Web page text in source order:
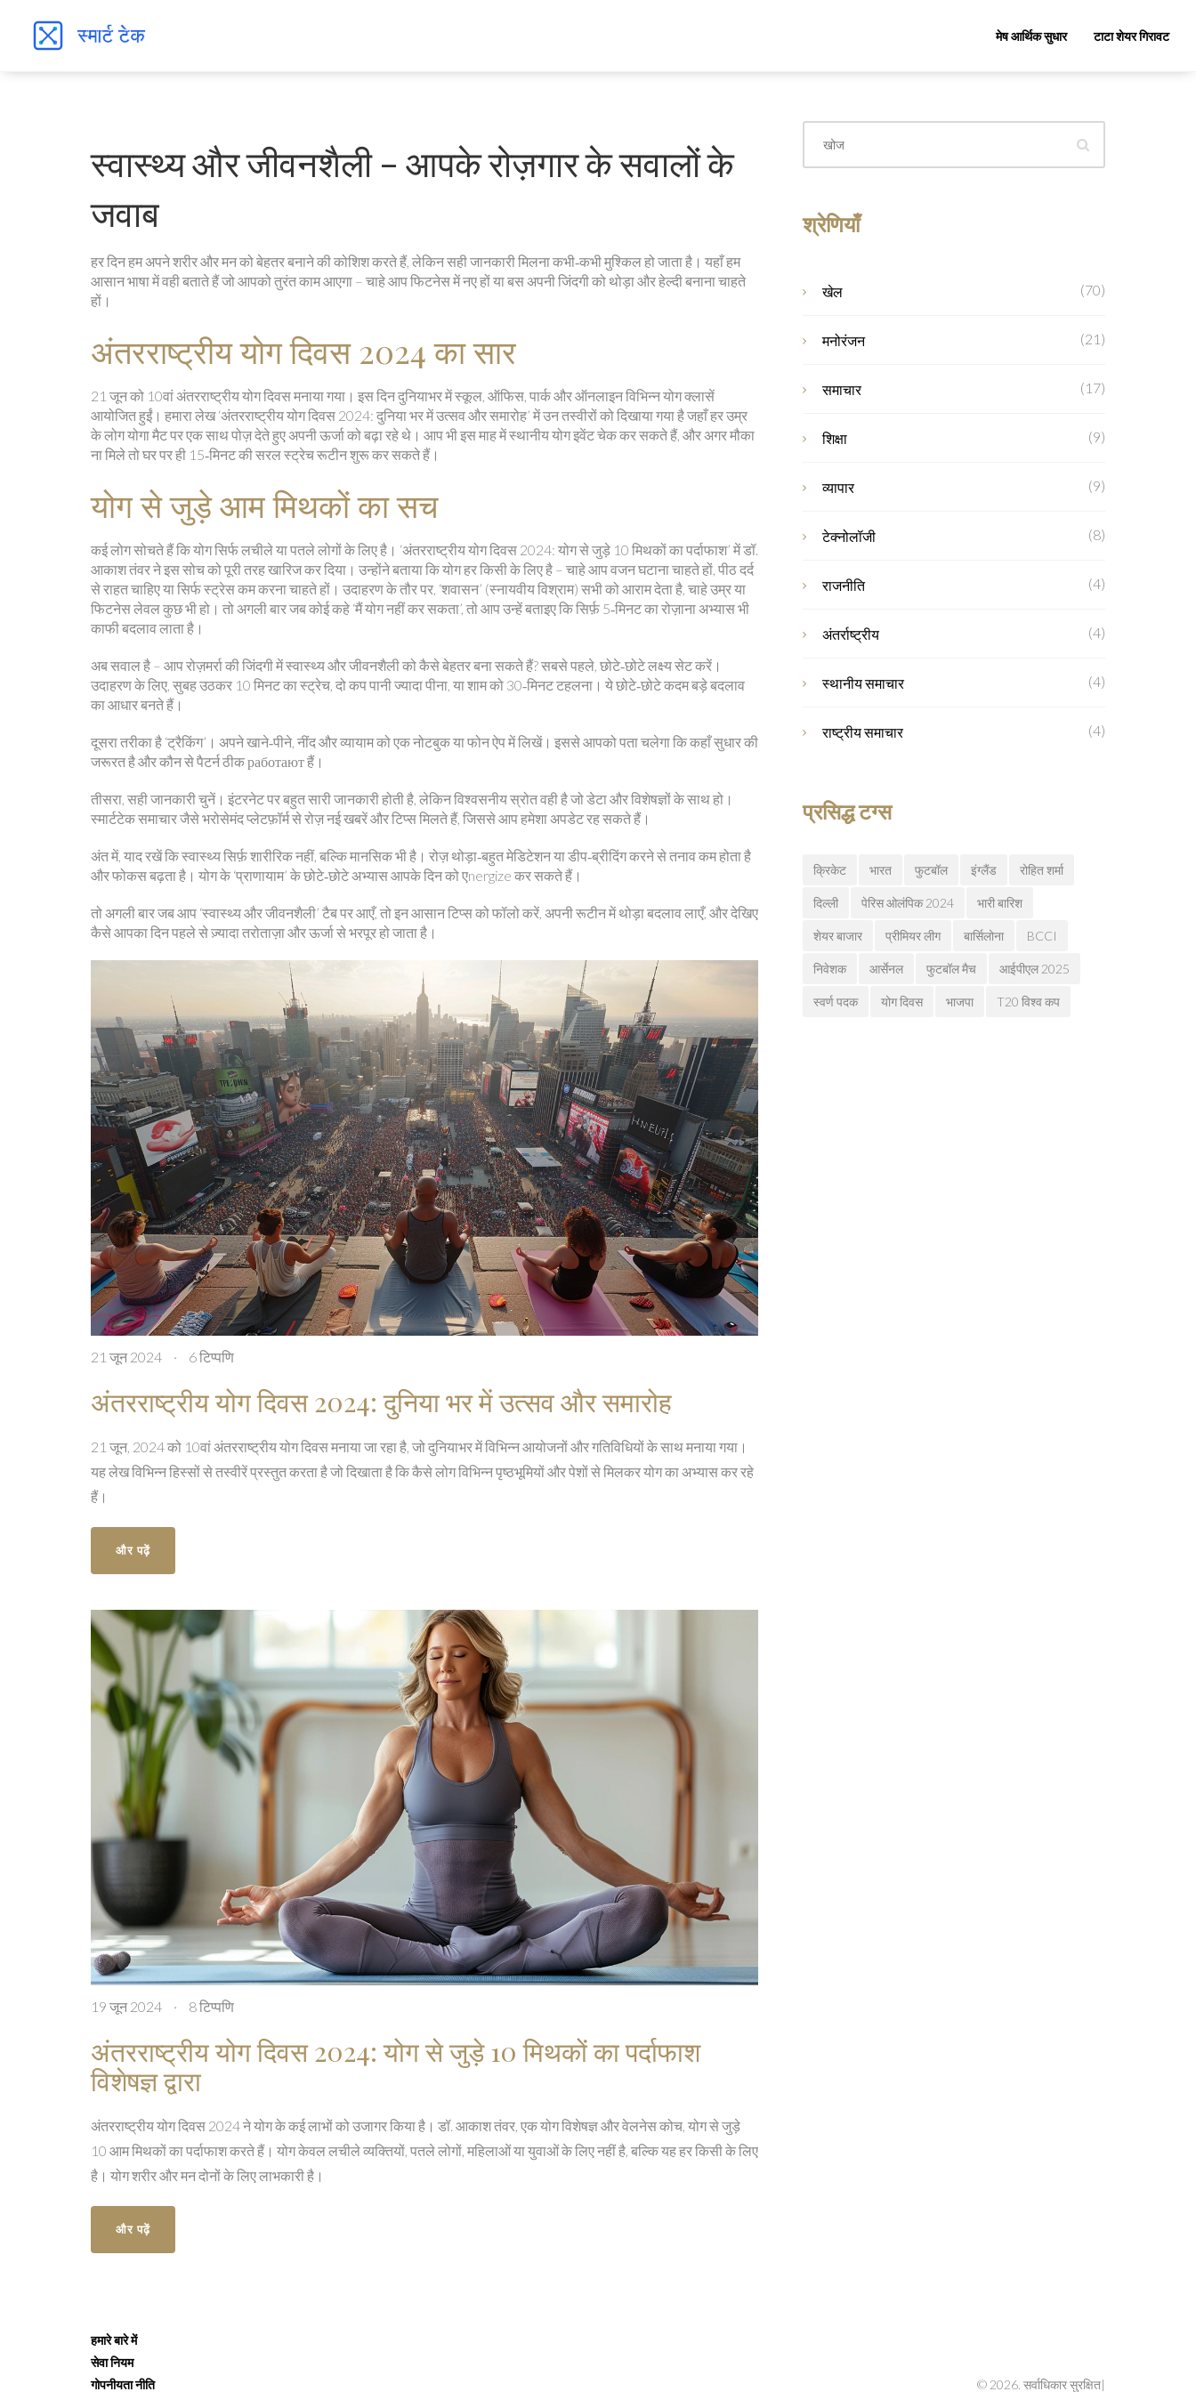
मेष आर्थिक सुधार टाटा शेयर गिरावट
स्वास्थ्य और जीवनशैली – आपके रोज़गार के सवालों के
जवाब
हर दिन हम अपने शरीर और मन को बेहतर बनाने की कोशिश करते हैं, लेकिन सही जानकारी मिलना कभी‑कभी मुश्किल हो जाता है। यहाँ हम
आसान भाषा में वही बताते हैं जो आपको तुरंत काम आएगा – चाहे आप फिटनेस में नए हों या बस अपनी जिंदगी को थोड़ा और हेल्दी बनाना चाहते
हों।
अंतरराष्ट्रीय योग दिवस 2024 का सार
21 जून को 10वां अंतरराष्ट्रीय योग दिवस मनाया गया। इस दिन दुनियाभर में स्कूल, ऑफिस, पार्क और ऑनलाइन विभिन्न योग क्लासें
आयोजित हुईं। हमारा लेख ‘अंतरराष्ट्रीय योग दिवस 2024: दुनिया भर में उत्सव और समारोह’ में उन तस्वीरों को दिखाया गया है जहाँ हर उम्र
के लोग योगा मैट पर एक साथ पोज़ देते हुए अपनी ऊर्जा को बढ़ा रहे थे। आप भी इस माह में स्थानीय योग इवेंट चेक कर सकते हैं, और अगर मौका
ना मिले तो घर पर ही 15‑मिनट की सरल स्ट्रेच रूटीन शुरू कर सकते हैं।
योग से जुड़े आम मिथकों का सच
कई लोग सोचते हैं कि योग सिर्फ लचीले या पतले लोगों के लिए है। ‘अंतरराष्ट्रीय योग दिवस 2024: योग से जुड़े 10 मिथकों का पर्दाफाश’ में डॉ.
आकाश तंवर ने इस सोच को पूरी तरह खारिज कर दिया। उन्होंने बताया कि योग हर किसी के लिए है – चाहे आप वजन घटाना चाहते हों, पीठ दर्द
से राहत चाहिए या सिर्फ स्ट्रेस कम करना चाहते हों। उदाहरण के तौर पर, ‘शवासन’ (स्नायवीय विश्राम) सभी को आराम देता है, चाहे उम्र या
फिटनेस लेवल कुछ भी हो। तो अगली बार जब कोई कहे ‘मैं योग नहीं कर सकता’, तो आप उन्हें बताइए कि सिर्फ़ 5‑मिनट का रोज़ाना अभ्यास भी
काफी बदलाव लाता है।
अब सवाल है – आप रोज़मर्रा की जिंदगी में स्वास्थ्य और जीवनशैली को कैसे बेहतर बना सकते हैं? सबसे पहले, छोटे‑छोटे लक्ष्य सेट करें।
उदाहरण के लिए, सुबह उठकर 10 मिनट का स्ट्रेच, दो कप पानी ज्यादा पीना, या शाम को 30‑मिनट टहलना। ये छोटे‑छोटे कदम बड़े बदलाव
का आधार बनते हैं।
दूसरा तरीका है ‘ट्रैकिंग’। अपने खाने‑पीने, नींद और व्यायाम को एक नोटबुक या फोन ऐप में लिखें। इससे आपको पता चलेगा कि कहाँ सुधार की
जरूरत है और कौन से पैटर्न ठीक работают हैं।
तीसरा, सही जानकारी चुनें। इंटरनेट पर बहुत सारी जानकारी होती है, लेकिन विश्वसनीय स्रोत वही है जो डेटा और विशेषज्ञों के साथ हो।
स्मार्टटेक समाचार जैसे भरोसेमंद प्लेटफ़ॉर्म से रोज़ नई खबरें और टिप्स मिलते हैं, जिससे आप हमेशा अपडेट रह सकते हैं।
अंत में, याद रखें कि स्वास्थ्य सिर्फ़ शारीरिक नहीं, बल्कि मानसिक भी है। रोज़ थोड़ा‑बहुत मेडिटेशन या डीप‑ब्रीदिंग करने से तनाव कम होता है
और फोकस बढ़ता है। योग के ‘प्राणायाम’ के छोटे‑छोटे अभ्यास आपके दिन को एnergize कर सकते हैं।
तो अगली बार जब आप ‘स्वास्थ्य और जीवनशैली’ टैब पर आएँ, तो इन आसान टिप्स को फॉलो करें, अपनी रूटीन में थोड़ा बदलाव लाएँ, और देखिए
कैसे आपका दिन पहले से ज़्यादा तरोताज़ा और ऊर्जा से भरपूर हो जाता है।
21 जून 2024 · 6 टिप्पणि
अंतरराष्ट्रीय योग दिवस 2024: दुनिया भर में उत्सव और समारोह
21 जून, 2024 को 10वां अंतरराष्ट्रीय योग दिवस मनाया जा रहा है, जो दुनियाभर में विभिन्न आयोजनों और गतिविधियों के साथ मनाया गया।
यह लेख विभिन्न हिस्सों से तस्वीरें प्रस्तुत करता है जो दिखाता है कि कैसे लोग विभिन्न पृष्ठभूमियों और पेशों से मिलकर योग का अभ्यास कर रहे
हैं।
और पढ़ें
19 जून 2024 · 8 टिप्पणि
अंतरराष्ट्रीय योग दिवस 2024: योग से जुड़े 10 मिथकों का पर्दाफाश
विशेषज्ञ द्वारा
अंतरराष्ट्रीय योग दिवस 2024 ने योग के कई लाभों को उजागर किया है। डॉ. आकाश तंवर, एक योग विशेषज्ञ और वेलनेस कोच, योग से जुड़े
10 आम मिथकों का पर्दाफाश करते हैं। योग केवल लचीले व्यक्तियों, पतले लोगों, महिलाओं या युवाओं के लिए नहीं है, बल्कि यह हर किसी के लिए
है। योग शरीर और मन दोनों के लिए लाभकारी है।
और पढ़ें
श्रेणियाँ
खेल (70)
मनोरंजन (21)
समाचार (17)
शिक्षा (9)
व्यापार (9)
टेक्नोलॉजी (8)
राजनीति (4)
अंतर्राष्ट्रीय (4)
स्थानीय समाचार (4)
राष्ट्रीय समाचार (4)
प्रसिद्ध टग्स
क्रिकेट भारत फुटबॉल इंग्लैंड रोहित शर्मा
दिल्ली पेरिस ओलंपिक 2024 भारी बारिश
शेयर बाजार प्रीमियर लीग बार्सिलोना BCCI
निवेशक आर्सेनल फुटबॉल मैच आईपीएल 2025
स्वर्ण पदक योग दिवस भाजपा T20 विश्व कप
हमारे बारे में
सेवा नियम
गोपनीयता नीति
© 2026. सर्वाधिकार सुरक्षित|